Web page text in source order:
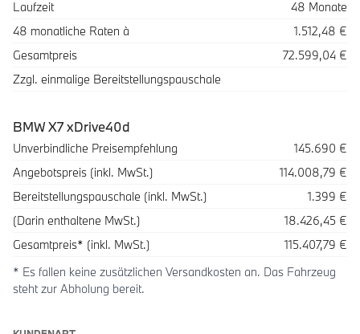
Laufzeit
48 Monate
48 monatliche Raten à
1.512,48 €
Gesamtpreis
72.599,04 €
Zzgl. einmalige Bereitstellungspauschale
BMW X7 xDrive40d
Beschreibung Betrag
Unverbindliche Preisempfehlung
145.690 €
Angebotspreis (inkl. MwSt.)
114.008,79 €
Bereitstellungspauschale (inkl. MwSt.)
1.399 €
(Darin enthaltene MwSt.)
18.426,45 €
Gesamtpreis* (inkl. MwSt.)
115.407,79 €
* Es fallen keine zusätzlichen Versandkosten an. Das Fahrzeug
steht zur Abholung bereit.